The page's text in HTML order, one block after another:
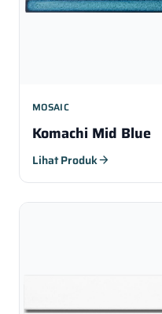
MOSAIC
Komachi Mid Blue
Lihat Produkarrow_forward